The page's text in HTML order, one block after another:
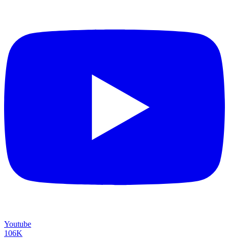
Youtube
106K